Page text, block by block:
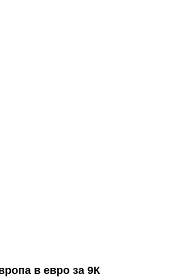
в евро за 9К